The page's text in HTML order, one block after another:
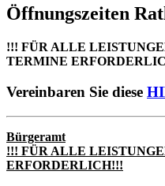
Öffnungszeiten
!!! FÜR ALLE
TERMINE
Vereinbaren Sie diese
Bürgeramt
!!! FÜR ALLE
ERFORDERLICH!!!